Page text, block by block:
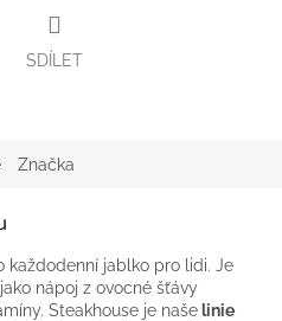
SDÍLET
Značka
každodenní jablko pro lidi. Je
nápoj z ovocné šťávy
Steakhouse je naše linie